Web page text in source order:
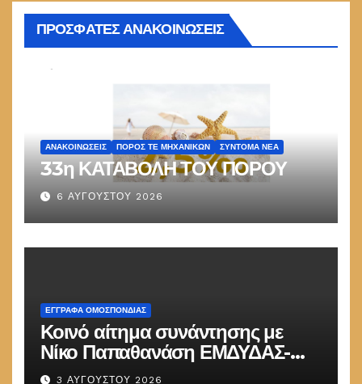
ΠΡΟΣΦΑΤΕΣ ΑΝΑΚΟΙΝΩΣΕΙΣ
ΑΝΑΚΟΙΝΏΣΕΙΣ ΠΌΡΟΣ ΤΕ ΜΗΧΑΝΙΚΏΝ ΣΎΝΤΟΜΑ ΝΈΑ
33η ΚΑΤΑΒΟΛΗ ΤΟΥ ΠΟΡΟΥ
6 ΑΥΓΟΎΣΤΟΥ 2026
ΕΓΓΡΑΦΑ ΟΜΟΣΠΟΝΔΙΑΣ
Κοινό αίτημα συνάντησης με
Νίκο Παπαθανάση ΕΜΔΥΔΑΣ-
ΠΟΜΗΤΕΔΥ
3 ΑΥΓΟΎΣΤΟΥ 2026